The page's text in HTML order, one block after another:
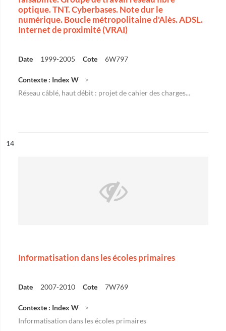
optique. TNT. Cyberbases. Note dur le
numérique. Boucle métropolitaine d'Alès. ADSL.
Internet de proximité (VRAI)
Date 1999-2005 Cote 6W797
Contexte : Index W
Réseau câblé, haut débit : projet de cahier des charges...
n°
14
Informatisation dans les écoles primaires
Date 2007-2010 Cote 7W769
Contexte : Index W
Informatisation dans les écoles primaires